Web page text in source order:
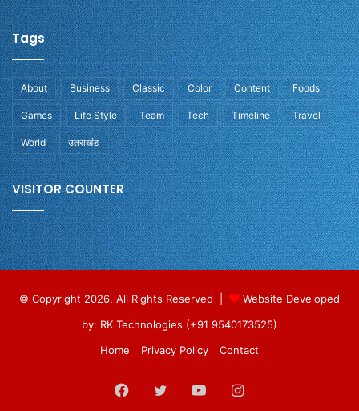
Tags
About Business Classic Color Content Foods
Games Life Style Team Tech Timeline Travel
World उतराखंड
VISITOR COUNTER
© Copyright 2026, All Rights Reserved |
Website Developed
by: RK Technologies (+91 9540173525)
Home
Privacy Policy Contact
Facebook
TwitterYouTubeInstagram